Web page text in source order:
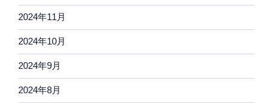
2024年11月
2024年10月
2024年9月
2024年8月